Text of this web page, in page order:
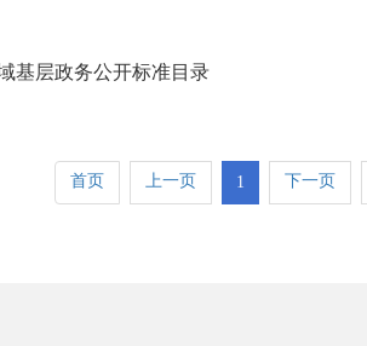
基层政务公开标准目录
首页 上一页 1 下一页